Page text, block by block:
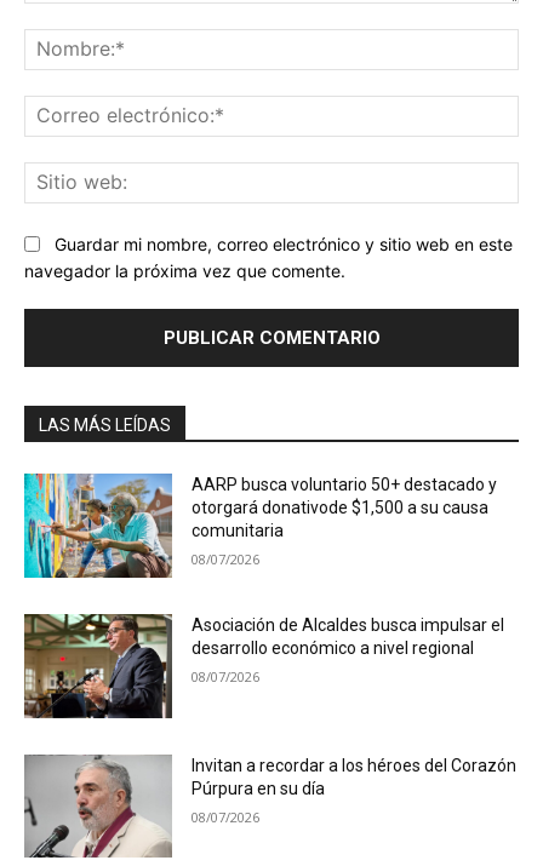
Guardar mi nombre, correo electrónico y sitio web en este
navegador la próxima vez que comente.
LAS MÁS LEÍDAS
AARP busca voluntario 50+ destacado y
otorgará donativode $1,500 a su causa
comunitaria
08/07/2026
Asociación de Alcaldes busca impulsar el
desarrollo económico a nivel regional
08/07/2026
Invitan a recordar a los héroes del Corazón
Púrpura en su día
08/07/2026